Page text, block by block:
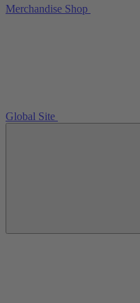
Merchandise Shop
Global Site